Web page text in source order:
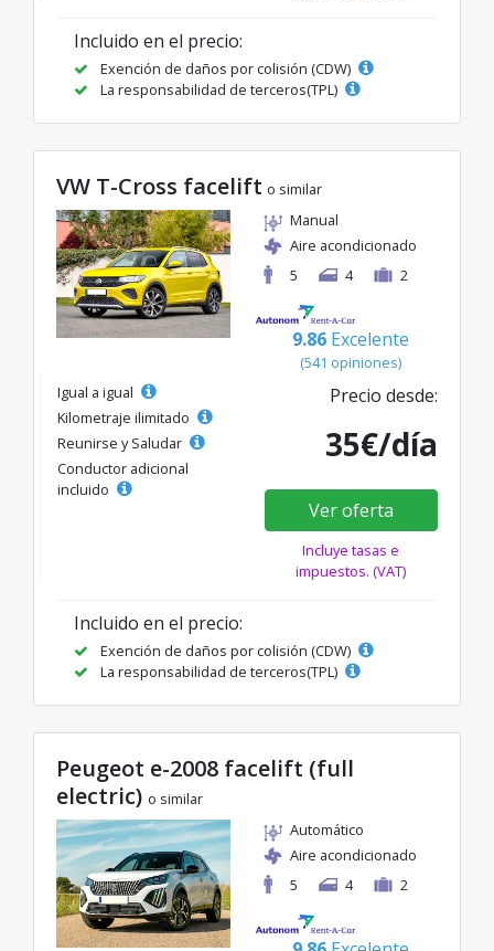
Incluido en el precio:
Exención de daños por colisión (CDW)
La responsabilidad de terceros(TPL)
VW T-Cross facelift o similar
Manual
Aire acondicionado
5
4 2
9.86 Excelente
(541 opiniones)
Igual a igual
Kilometraje ilimitado
Reunirse y Saludar
Conductor adicional
incluido
Precio desde:
35€/día
Ver oferta
Incluye tasas e
impuestos. (VAT)
Incluido en el precio:
Exención de daños por colisión (CDW)
La responsabilidad de terceros(TPL)
Peugeot e-2008 facelift (full
electric) o similar
Automático
Aire acondicionado
5
4 2